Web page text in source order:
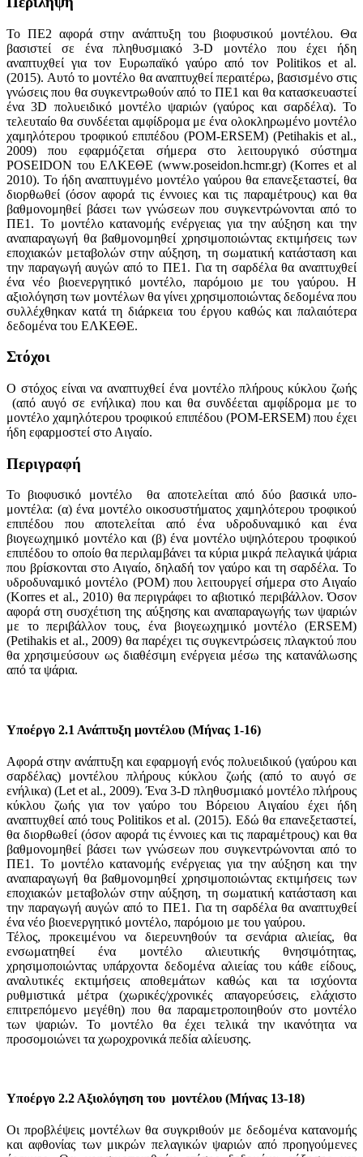
Το ΠΕ2 αφορά στην ανάπτυξη του βιοφυσικού μοντέλου. Θα
βασιστεί σε ένα πληθυσμιακό 3-D μοντέλο που έχει ήδη
αναπτυχθεί για τον Ευρωπαϊκό γαύρο από τον Politikos et al.
(2015). Αυτό το μοντέλο θα αναπτυχθεί περαιτέρω, βασισμένο στις
γνώσεις που θα συγκεντρωθούν από το ΠΕ1 και θα κατασκευαστεί
ένα 3D πολυειδικό μοντέλο ψαριών (γαύρος και σαρδέλα). Το
τελευταίο θα συνδέεται αμφίδρομα με ένα ολοκληρωμένο μοντέλο
χαμηλότερου τροφικού επιπέδου (POM-ERSEM) (Petihakis et al.,
2009) που εφαρμόζεται σήμερα στο λειτουργικό σύστημα
POSEIDON του ΕΛΚΕΘΕ (www.poseidon.hcmr.gr) (Korres et al
2010). Το ήδη αναπτυγμένο μοντέλο γαύρου θα επανεξεταστεί, θα
διορθωθεί (όσον αφορά τις έννοιες και τις παραμέτρους) και θα
βαθμονομηθεί βάσει των γνώσεων που συγκεντρώνονται από το
ΠΕ1. Το μοντέλο κατανομής ενέργειας για την αύξηση και την
αναπαραγωγή θα βαθμονομηθεί χρησιμοποιώντας εκτιμήσεις των
εποχιακών μεταβολών στην αύξηση, τη σωματική κατάσταση και
την παραγωγή αυγών από το ΠΕ1. Για τη σαρδέλα θα αναπτυχθεί
ένα νέο βιοενεργητικό μοντέλο, παρόμοιο με του γαύρου. Η
αξιολόγηση των μοντέλων θα γίνει χρησιμοποιώντας δεδομένα που
συλλέχθηκαν κατά τη διάρκεια του έργου καθώς και παλαιότερα
δεδομένα του ΕΛΚΕΘΕ.
Στόχοι
Ο στόχος είναι να αναπτυχθεί ένα μοντέλο πλήρους κύκλου ζωής
(από αυγό σε ενήλικα) που και θα συνδέεται αμφίδρομα με το
μοντέλο χαμηλότερου τροφικού επιπέδου (POM-ERSEM) που έχει
ήδη εφαρμοστεί στο Αιγαίο.
Περιγραφή
Το βιοφυσικό μοντέλο θα αποτελείται από δύο βασικά υπο-
μοντέλα: (α) ένα μοντέλο οικοσυστήματος χαμηλότερου τροφικού
επιπέδου που αποτελείται από ένα υδροδυναμικό και ένα
βιογεωχημικό μοντέλο και (β) ένα μοντέλο υψηλότερου τροφικού
επιπέδου το οποίο θα περιλαμβάνει τα κύρια μικρά πελαγικά ψάρια
που βρίσκονται στο Αιγαίο, δηλαδή τον γαύρο και τη σαρδέλα. Το
υδροδυναμικό μοντέλο (POM) που λειτουργεί σήμερα στο Αιγαίο
(Korres et al., 2010) θα περιγράφει το αβιοτικό περιβάλλον. Όσον
αφορά στη συσχέτιση της αύξησης και αναπαραγωγής των ψαριών
με το περιβάλλον τους, ένα βιογεωχημικό μοντέλο (ERSEM)
(Petihakis et al., 2009) θα παρέχει τις συγκεντρώσεις πλαγκτού που
θα χρησιμεύσουν ως διαθέσιμη ενέργεια μέσω της κατανάλωσης
από τα ψάρια.
Υποέργο 2.1 Ανάπτυξη μοντέλου (Μήνας 1-16)
Αφορά στην ανάπτυξη και εφαρμογή ενός πολυειδικού (γαύρου και
σαρδέλας) μοντέλου πλήρους κύκλου ζωής (από το αυγό σε
ενήλικα) (Let et al., 2009). Ένα 3-D πληθυσμιακό μοντέλο πλήρους
κύκλου ζωής για τον γαύρο του Βόρειου Αιγαίου έχει ήδη
αναπτυχθεί από τους Politikos et al. (2015). Εδώ θα επανεξεταστεί,
θα διορθωθεί (όσον αφορά τις έννοιες και τις παραμέτρους) και θα
βαθμονομηθεί βάσει των γνώσεων που συγκεντρώνονται από το
ΠΕ1. Το μοντέλο κατανομής ενέργειας για την αύξηση και την
αναπαραγωγή θα βαθμονομηθεί χρησιμοποιώντας εκτιμήσεις των
εποχιακών μεταβολών στην αύξηση, τη σωματική κατάσταση και
την παραγωγή αυγών από το ΠΕ1. Για τη σαρδέλα θα αναπτυχθεί
ένα νέο βιοενεργητικό μοντέλο, παρόμοιο με του γαύρου.
Τέλος, προκειμένου να διερευνηθούν τα σενάρια αλιείας, θα
ενσωματηθεί ένα μοντέλο αλιευτικής θνησιμότητας,
χρησιμοποιώντας υπάρχοντα δεδομένα αλιείας του κάθε είδους,
αναλυτικές εκτιμήσεις αποθεμάτων καθώς και τα ισχύοντα
ρυθμιστικά μέτρα (χωρικές/χρονικές απαγορεύσεις, ελάχιστο
επιτρεπόμενο μεγέθη) που θα παραμετροποιηθούν στο μοντέλο
των ψαριών. Το μοντέλο θα έχει τελικά την ικανότητα να
προσομοιώνει τα χωροχρονικά πεδία αλίευσης.
Υποέργο 2.2 Αξιολόγηση του μοντέλου (Μήνας 13-18)
Οι προβλέψεις μοντέλων θα συγκριθούν με δεδομένα κατανομής
και αφθονίας των μικρών πελαγικών ψαριών από προηγούμενες